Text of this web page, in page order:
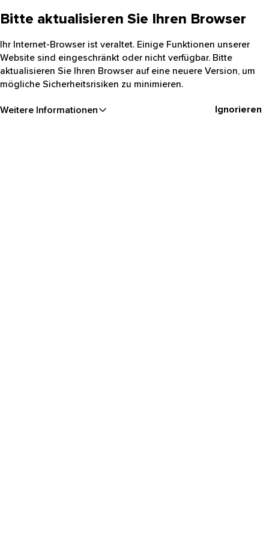
Bitte aktualisieren Sie Ihren Browser
Ihr Internet-Browser ist veraltet. Einige Funktionen unserer
Website sind eingeschränkt oder nicht verfügbar. Bitte
aktualisieren Sie Ihren Browser auf eine neuere Version, um
mögliche Sicherheitsrisiken zu minimieren.
Weitere Informationen Ignorieren